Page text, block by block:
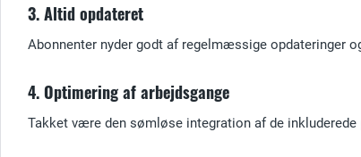
3. Altid opdateret
Abonnenter nyder godt af regelmæssige opdateringer
4. Optimering af arbejdsgange
Takket være den sømløse integration af de